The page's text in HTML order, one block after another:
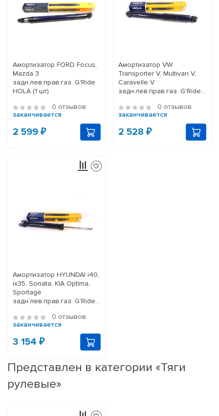
Амортизатор FORD Focus,
Mazda 3
задн.лев.прав.газ. G'Ride
HOLA (1 шт)
0 отзывов
заканчивается
2 599 ₽
Амортизатор VW
Transporter V, Multivan V,
Caravelle V
задн.лев.прав.газ. G'Ride
0 отзывов
заканчивается
2 528 ₽
Амортизатор HYUNDAI i40,
ix35, Sonata, KIA Optima,
Sportage
задн.лев.прав.газ. G'Ride
0 отзывов
заканчивается
3 154 ₽
Представлен в категории «Тяги
рулевые»